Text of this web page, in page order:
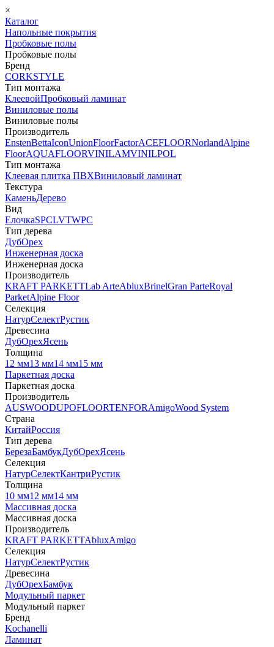
×
Каталог
Напольные покрытия
Пробковые полы
Пробковые полы
Бренд
CORKSTYLE
Тип монтажа
КлеевойПробковый ламинат
Виниловые полы
Виниловые полы
Производитель
EnstenBettaIconUnionFloorFactorACEFLOORNorlandAlpine
FloorAQUAFLOORVINILAMVINILPOL
Тип монтажа
Клеевая плитка ПВХВиниловый ламинат
Текстура
КаменьДерево
Вид
ЕлочкаSPCLVTWPC
Тип дерева
ДубОрех
Инженерная доска
Инженерная доска
Производитель
KRAFT PARKETTLab ArteAbluxBrinelGran ParteRoyal
ParketAlpine Floor
Селекция
НатурСелектРустик
Древесина
ДубОрехЯсень
Толщина
12 мм13 мм14 мм15 мм
Паркетная доска
Паркетная доска
Производитель
AUSWOODUPOFLOORTENFORAmigoWood System
Страна
КитайРоссия
Тип дерева
БерезаБамбукДубОрехЯсень
Селекция
НатурСелектКантриРустик
Толщина
10 мм12 мм14 мм
Массивная доска
Массивная доска
Производитель
KRAFT PARKETTAbluxAmigo
Селекция
НатурСелектРустик
Древесина
ДубОрехБамбук
Модульный паркет
Модульный паркет
Бренд
Kochanelli
Ламинат